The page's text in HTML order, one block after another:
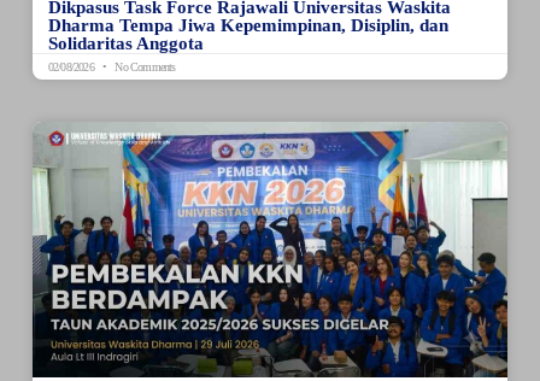
Dikpasus Task Force Rajawali Universitas Waskita
Dharma Tempa Jiwa Kepemimpinan, Disiplin, dan
Solidaritas Anggota
02/08/2026 No Comments